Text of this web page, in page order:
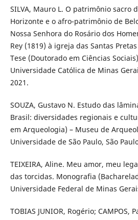
SILVA, Mauro L. O patrimônio sacro
Horizonte e o afro-patrimônio de
Nossa Senhora do Rosário dos
Rey (1819) à igreja das Santas
Tese (Doutorado em Ciências
Universidade Católica de Minas
2021.
SOUZA, Gustavo N. Estudo das
Brasil: diversidades regionais e
em Arqueologia) – Museu de
Universidade de São Paulo, São
TEIXEIRA, Aline. Meu amor, meu
das torcidas. Monografia
Universidade Federal de Minas
TOBIAS JUNIOR, Rogério; CAMPOS,